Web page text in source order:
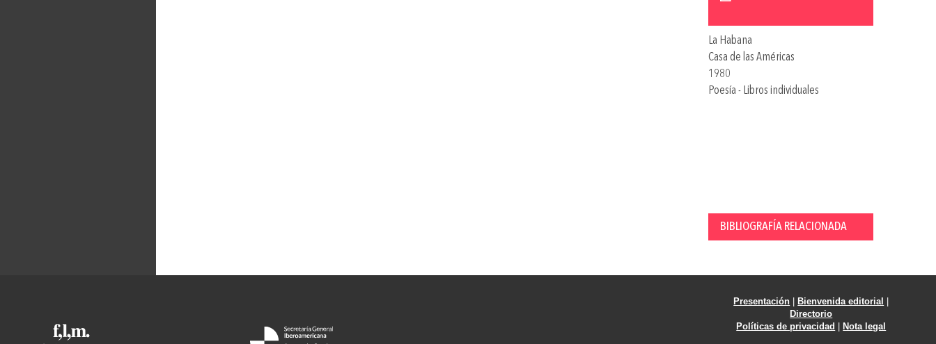
La Habana
Casa de las Américas
1980
Poesía - Libros individuales
BIBLIOGRAFÍA RELACIONADA
Presentación Bienvenida editorial
Directorio
Políticas de privacidad
Nota legal